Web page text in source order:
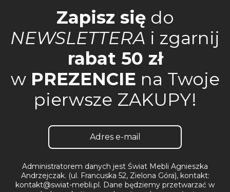
Zapisz siędo
NEWSLETTERA i zgarnij
rabat 50 zł
w PREZENCIE na Twoje
pierwsze ZAKUPY!
Administratorem danych jest Świat Mebli Agnieszka
Andrzejczak. (ul. Francuska 52, Zielona Góra), kontakt:
kontakt@swiat-mebli.pl. Dane będziemy przetwarzać w